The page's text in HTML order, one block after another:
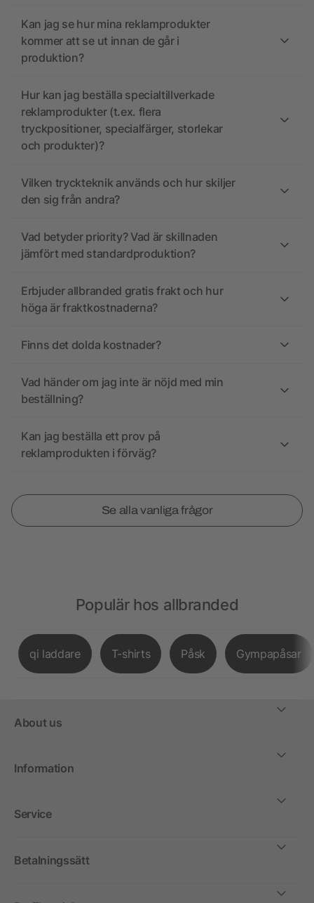
Kan jag se hur mina reklamprodukter
kommer att se ut innan de går i
produktion?
Hur kan jag beställa specialtillverkade
reklamprodukter (t.ex. flera
tryckpositioner, specialfärger, storlekar
och produkter)?
Vilken tryckteknik används och hur skiljer
den sig från andra?
Vad betyder priority? Vad är skillnaden
jämfört med standardproduktion?
Erbjuder allbranded gratis frakt och hur
höga är fraktkostnaderna?
Finns det dolda kostnader?
Vad händer om jag inte är nöjd med min
beställning?
Kan jag beställa ett prov på
reklamprodukten i förväg?
Se alla vanliga frågor
Populär hos allbranded
qi laddare T-shirts Påsk Gympapåsar
About us
Information
Service
Betalningssätt